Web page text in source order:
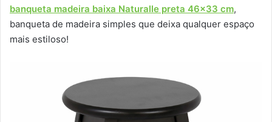
banqueta madeira baixa Naturalle preta 46×33 cm,
banqueta de madeira simples que deixa qualquer espaço
mais estiloso!